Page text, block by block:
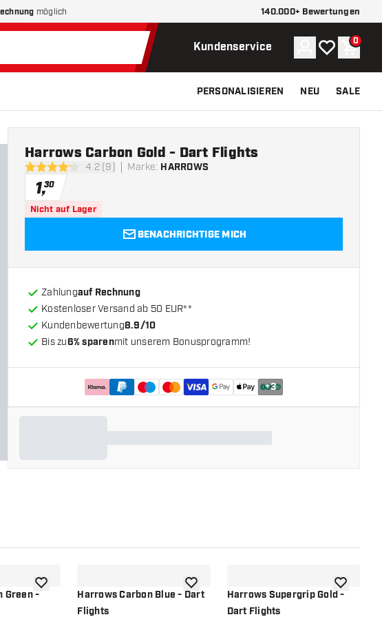
möglich 140.000+ Bewertungen
Kundenservice Konto
Meine 0
PERSONALISIEREN NEU SALE
4.2 Bewertungssterne
4.2 (9) Marke: HARROWS
Harrows Carbon Gold - Dart Flights
1,30
Nicht auf Lager
BENACHRICHTIGE MICH
Zahlungauf Rechnung
Kostenloser Versand ab 50 EUR**
Kundenbewertung8.9/10
Bis zu6% sparenmit unserem Bonusprogramm!
+3
Green -Zur Wunschliste hinzufügen
Harrows Carbon Blue - Dart
Flights
Zur Wunschliste hinzufügen
Harrows Supergrip Gold -
Dart Flights
Zur